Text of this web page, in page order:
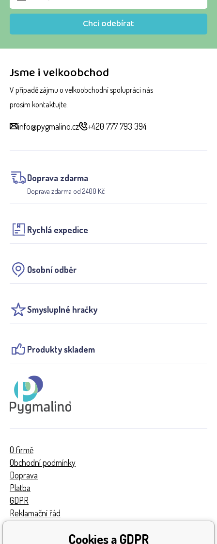
Jsme i velkoobchod
V případě zájmu o velkoobchodní spolupráci nás
prosím kontaktujte.
info@pygmalino.cz +420 777 793 394
Doprava zdarma
Doprava zdarma od 2400 Kč
Rychlá expedice
Osobní odběr
Smysluplné hračky
Produkty skladem
Chci odebírat
O firmě
Obchodní podmínky
Doprava
Platba
GDPR
Reklamační řád
Cookies a GDPR